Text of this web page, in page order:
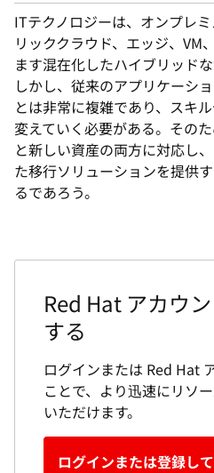
ITテクノロジーは、オンプレ
リッククラウド、エッジ、VM
ます混在化したハイブリッド
しかし、従来のアプリケーシ
とは非常に複雑であり、スキ
変えていく必要がある。その
と新しい資産の両方に対応し
た移行ソリューションを提供
るであろう。
Red Hat アカウ
する
ログインまたは Red Hat
ことで、より迅速にリソ
いただけます。
ログインまたは登録し